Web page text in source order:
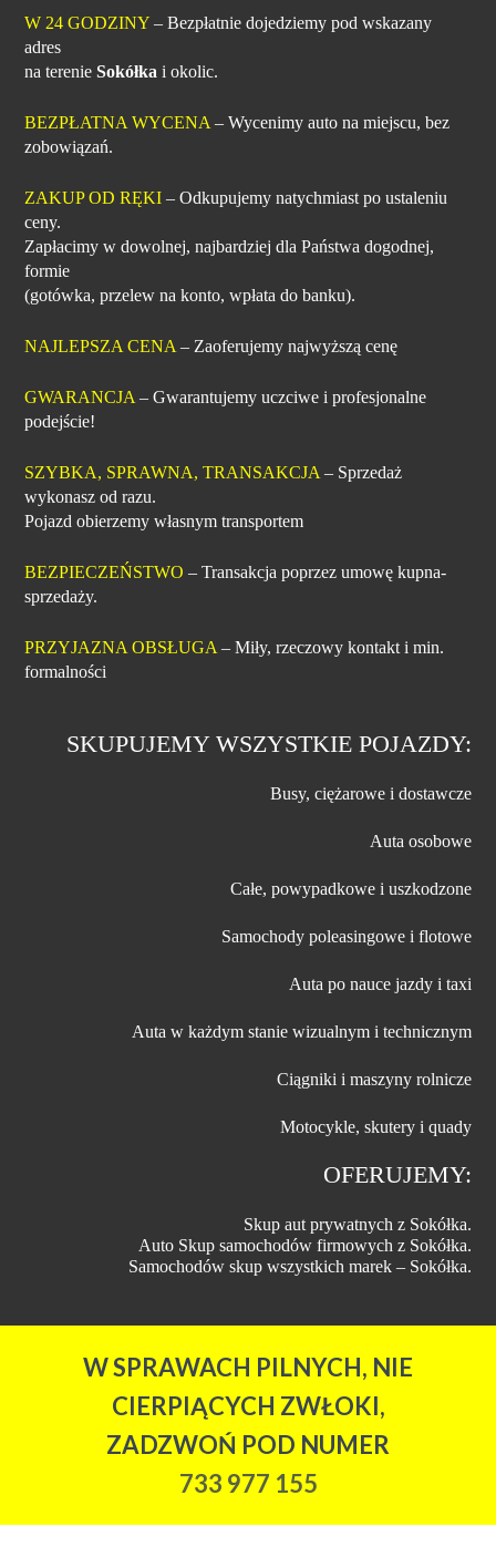
W 24 GODZINY – Bezpłatnie dojedziemy pod wskazany
adres
na terenieSokółka i okolic.
BEZPŁATNA WYCENA – Wycenimy auto na miejscu, bez
zobowiązań.
ZAKUP OD RĘKI – Odkupujemy natychmiast po ustaleniu
ceny.
Zapłacimy w dowolnej, najbardziej dla Państwa dogodnej,
formie
(gotówka, przelew na konto, wpłata do banku).
NAJLEPSZA CENA – Zaoferujemy najwyższą cenę
GWARANCJA – Gwarantujemy uczciwe i profesjonalne
podejście!
SZYBKA, SPRAWNA, TRANSAKCJA – Sprzedaż
wykonasz od razu.
Pojazd obierzemy własnym transportem
BEZPIECZEŃSTWO – Transakcja poprzez umowę kupna-
sprzedaży.
PRZYJAZNA OBSŁUGA – Miły, rzeczowy kontakt i min.
formalności
SKUPUJEMY WSZYSTKIE POJAZDY:
Busy, ciężarowe i dostawcze
Auta osobowe
Całe, powypadkowe i uszkodzone
Samochody poleasingowe i flotowe
Auta po nauce jazdy i taxi
Auta w każdym stanie wizualnym i technicznym
Ciągniki i maszyny rolnicze
Motocykle, skutery i quady
OFERUJEMY:
Skup aut prywatnych z Sokółka.
Auto Skup samochodów firmowych z Sokółka.
Samochodów skup wszystkich marek – Sokółka.
W SPRAWACH PILNYCH, NIE
CIERPIĄCYCH ZWŁOKI,
ZADZWOŃ POD NUMER
733 977 155